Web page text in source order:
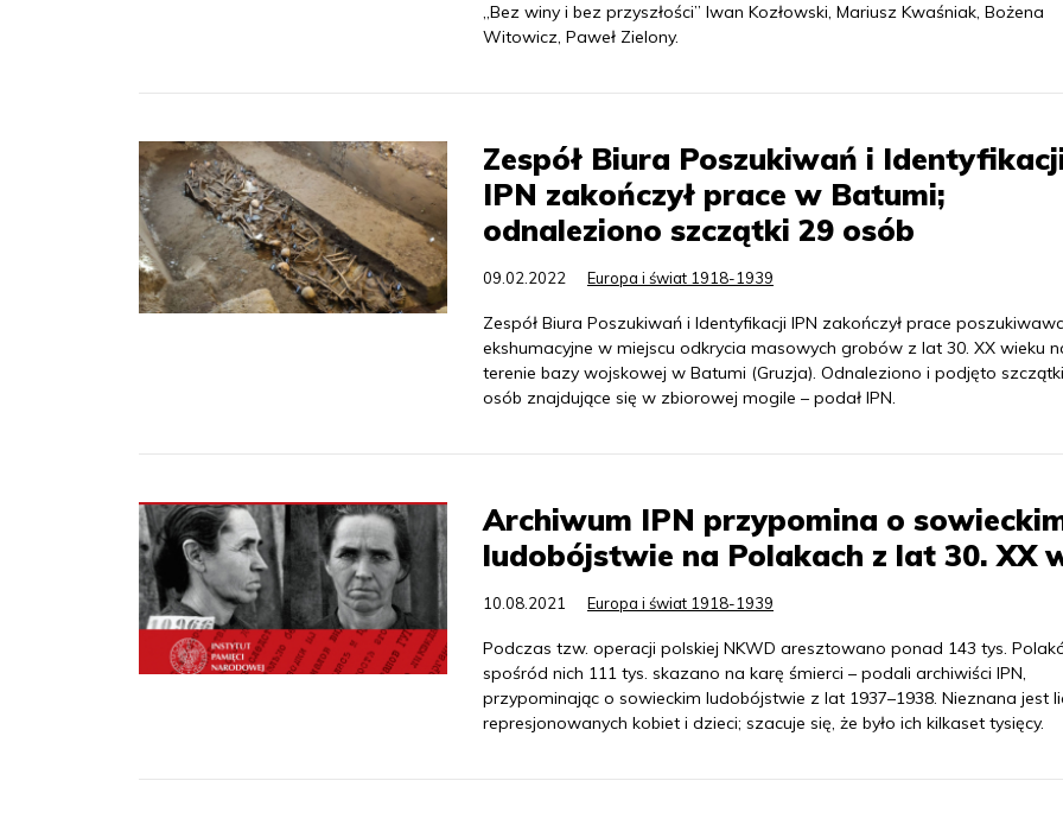
„Bez winy i bez przyszłości” Iwan Kozłowski, Mariusz Kwaśniak, Bożena
Witowicz, Paweł Zielony.
Zespół Biura Poszukiwań i
IPN zakończył prace w Batumi;
odnaleziono szczątki 29 osób
09.02.2022 Europa i świat 1918-1939
Zespół Biura Poszukiwań i Identyfikacji IPN zakończył prace
ekshumacyjne w miejscu odkrycia masowych grobów z lat 30. XX wieku
terenie bazy wojskowej w Batumi (Gruzja). Odnaleziono i podjęto
osób znajdujące się w zbiorowej mogile – podał IPN.
Archiwum IPN przypomina o
ludobójstwie na Polakach z lat 30. XX
10.08.2021 Europa i świat 1918-1939
Podczas tzw. operacji polskiej NKWD aresztowano ponad 143 tys.
spośród nich 111 tys. skazano na karę śmierci – podali archiwiści IPN,
przypominając o sowieckim ludobójstwie z lat 1937–1938. Nieznana jest
represjonowanych kobiet i dzieci; szacuje się, że było ich kilkaset tysięcy.